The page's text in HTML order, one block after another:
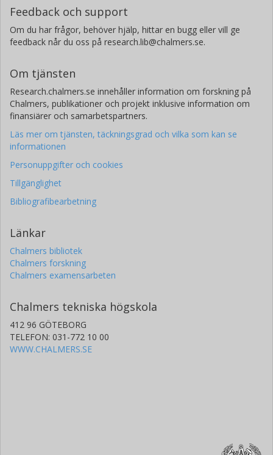
Feedback och support
Om du har frågor, behöver hjälp, hittar en bugg eller vill ge
feedback når du oss på research.lib@chalmers.se.
Om tjänsten
Research.chalmers.se innehåller information om forskning på
Chalmers, publikationer och projekt inklusive information om
finansiärer och samarbetspartners.
Läs mer om tjänsten, täckningsgrad och vilka som kan se
informationen
Personuppgifter och cookies
Tillgänglighet
Bibliografibearbetning
Länkar
Chalmers bibliotek
Chalmers forskning
Chalmers examensarbeten
Chalmers tekniska högskola
412 96 GÖTEBORG
TELEFON: 031-772 10 00
WWW.CHALMERS.SE